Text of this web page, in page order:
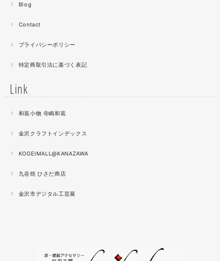
曲面に螺鈿するためには貝も小さなカケラを使う必要が...
昔作った２０００ピースのジグソーパズルを思い出す。ひ
薔薇のブローチ木地制作中。
薄く作らねば。。。パキッとやってしまったときの悲しさ
秋の催事シーズンに向けてまた木地を作り始めました。
2021.04
いの桜が満開になりました。
で石川県地場産業振興センター本館１階にて開催です。石
川県内で活動する５０歳未満の作り手６０人による展示会
Blog
Contact
プライバシーポリシー
特定商取引法に基づく表記
Link
和装小物 寺嶋和装
金沢クラフトインデックス
KOGEIMALL@KANAZAWA
九谷焼 ひさだ商店
金沢市デジタル工芸展